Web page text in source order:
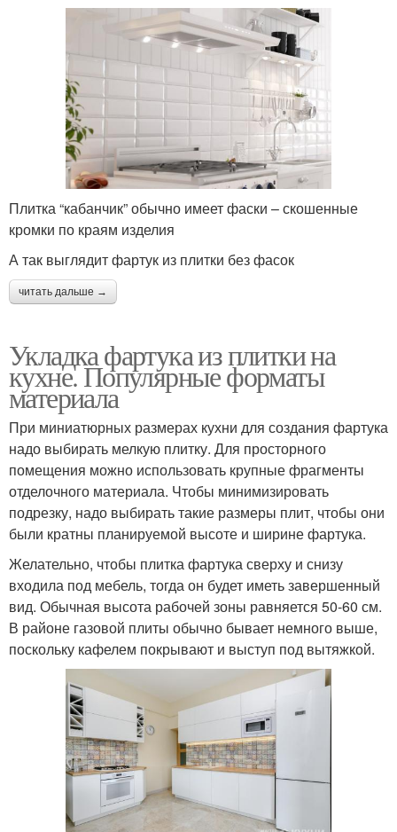
Плитка “кабанчик” обычно имеет фаски – скошенные
кромки по краям изделия
А так выглядит фартук из плитки без фасок
читать дальше →
Укладка фартука из плитки на
кухне. Популярные форматы
материала
При миниатюрных размерах кухни для создания фартука
надо выбирать мелкую плитку. Для просторного
помещения можно использовать крупные фрагменты
отделочного материала. Чтобы минимизировать
подрезку, надо выбирать такие размеры плит, чтобы они
были кратны планируемой высоте и ширине фартука.
Желательно, чтобы плитка фартука сверху и снизу
входила под мебель, тогда он будет иметь завершенный
вид. Обычная высота рабочей зоны равняется 50-60 см.
В районе газовой плиты обычно бывает немного выше,
поскольку кафелем покрывают и выступ под вытяжкой.